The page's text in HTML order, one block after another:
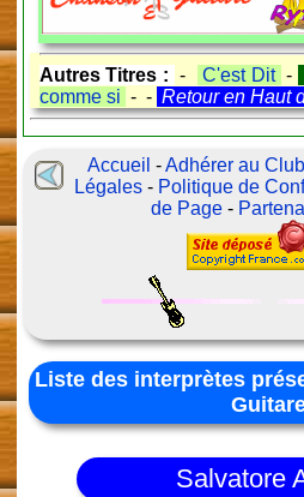
Autres Titres : - C'est Dit -
comme si - - Retour en Haut
Accueil -Adhérer au Club
Légales - Politique de
de Page -
Liste des interprètes
Salvatore